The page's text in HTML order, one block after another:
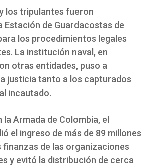
los tripulantes fueron
Estación de Guardacostas de
los procedimientos legales
La institución naval, en
otras entidades, puso a
justicia tanto a los capturados
incautado.
la Armada de Colombia, el
el ingreso de más de 89 millones
finanzas de las organizaciones
y evitó la distribución de cerca